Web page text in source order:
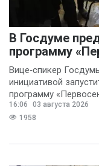
В Госдуме
программу
Вице‑спикер
инициативой
программу
предполагает
16:06
03 августа 2026
1958